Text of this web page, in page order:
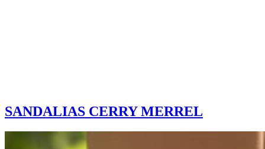
SANDALIAS CERRY MERREL